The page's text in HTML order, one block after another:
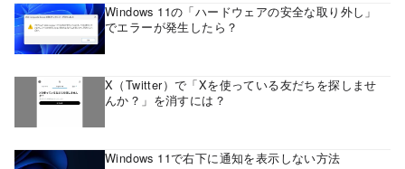
Windows 11の「ハードウェアの安全な取り外し」
でエラーが発生したら？
X（Twitter）で「Xを使っている友だちを探しませ
んか？」を消すには？
Windows 11で右下に通知を表示しない方法